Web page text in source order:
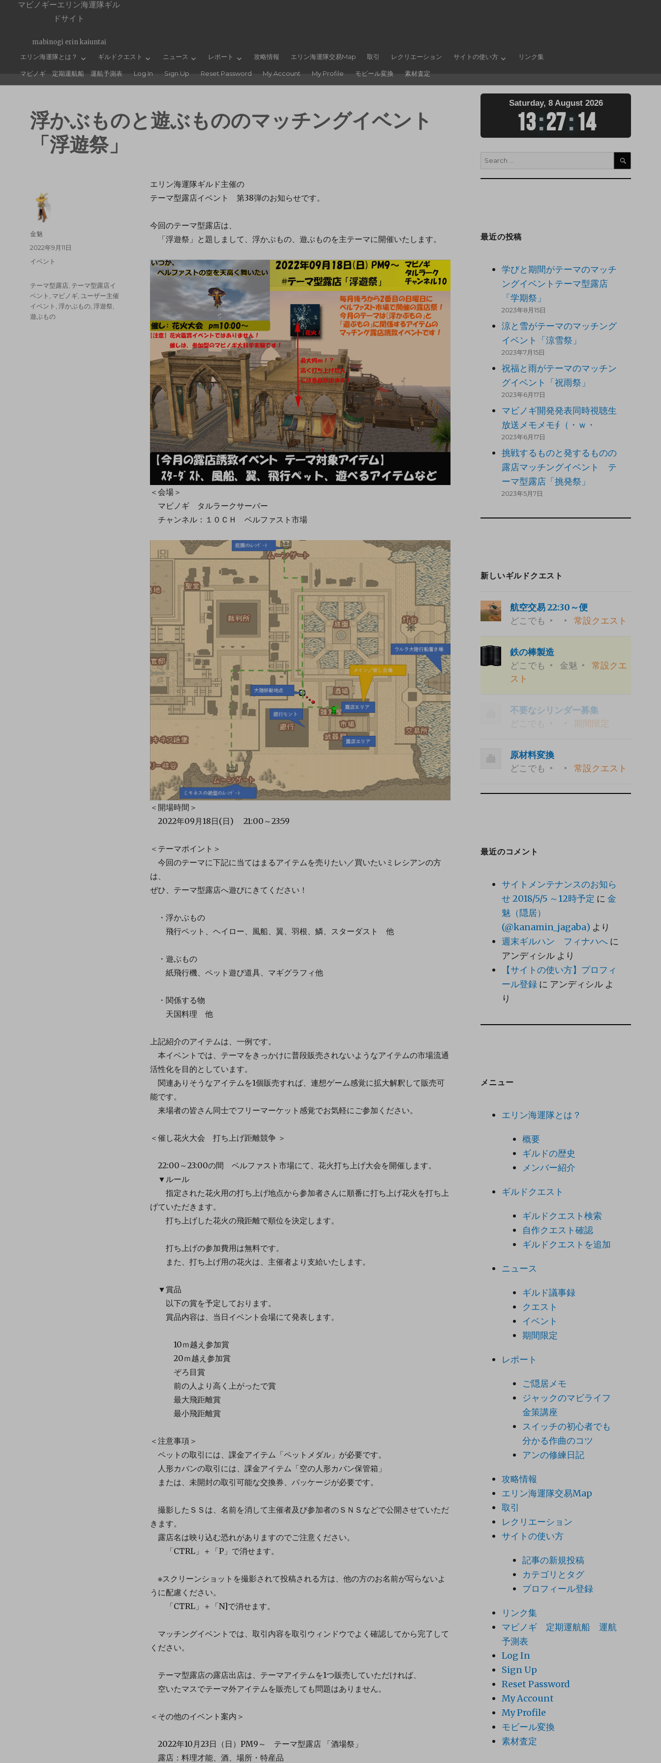
マビノギーエリン海運隊ギル
ドサイト
mabinogi erin kaiuntai
エリン海運隊とは？ ギルドクエスト ニュース レポート 攻略情報 エリン海運隊交易Map 取引 レクリエーション サイトの使い方 リンク集
マビノギ 定期運航船 運航予測表 Log In Sign Up Reset Password My Account My Profile モビール変換 素材査定
浮かぶものと遊ぶもののマッチングイベント
「浮遊祭」
エリン海運隊ギルド主催の
テーマ型露店イベント 第38弾のお知らせです。
今回のテーマ型露店は、
「浮遊祭」と題しまして、浮かぶもの、遊ぶものを主テーマに開催いたします。
＜会場＞
マビノギ タルラークサーバー
チャンネル：１０ＣＨ ベルファスト市場
＜開場時間＞
2022年09月18日(日) 21:00～23:59
＜テーマポイント＞
今回のテーマに下記に当てはまるアイテムを売りたい／買いたいミレシアンの方
は、
ぜひ、テーマ型露店へ遊びにきてください！
・浮かぶもの
飛行ペット、ヘイロー、風船、翼、羽根、鱗、スターダスト 他
・遊ぶもの
紙飛行機、ペット遊び道具、マギグラフィ他
・関係する物
天国料理 他
上記紹介のアイテムは、一例です。
本イベントでは、テーマをきっかけに普段販売されないようなアイテムの市場流通
活性化を目的としています。
関連ありそうなアイテムを1個販売すれば、連想ゲーム感覚に拡大解釈して販売可
能です。
来場者の皆さん同士でフリーマーケット感覚でお気軽にご参加ください。
＜催し花火大会 打ち上げ距離競争 ＞
22:00～23:00の間 ベルファスト市場にて、花火打ち上げ大会を開催します。
▼ルール
指定された花火用の打ち上げ地点から参加者さんに順番に打ち上げ花火を打ち上
げていただきます。
打ち上げした花火の飛距離で順位を決定します。
打ち上げの参加費用は無料です。
また、打ち上げ用の花火は、主催者より支給いたします。
▼賞品
以下の賞を予定しております。
賞品内容は、当日イベント会場にて発表します。
10ｍ越え参加賞
20ｍ越え参加賞
ぞろ目賞
前の人より高く上がったで賞
最大飛距離賞
最小飛距離賞
＜注意事項＞
ペットの取引には、課金アイテム「ペットメダル」が必要です。
人形カバンの取引には、課金アイテム「空の人形カバン保管箱」
または、未開封の取引可能な交換券、パッケージが必要です。
撮影したＳＳは、名前を消して主催者及び参加者のＳＮＳなどで公開させていただ
きます。
露店名は映り込む恐れがありますのでご注意ください。
「CTRL」＋「P」で消せます。
※スクリーンショットを撮影されて投稿される方は、他の方のお名前が写らないよ
うに配慮ください。
「CTRL」＋「N]で消せます。
マッチングイベントでは、取引内容を取引ウィンドウでよく確認してから完了して
ください。
テーマ型露店の露店出店は、テーマアイテムを1つ販売していただければ、
空いたマスでテーマ外アイテムを販売しても問題はありません。
＜その他のイベント案内＞
2022年10月23日（日）PM9～ テーマ型露店 「酒場祭」
露店：料理才能、酒、場所・特産品
金魅
2022年9月11日
イベント
テーマ型露店 テーマ型露店イ
ベント
マビノギ ユーザー主催
イベント ,浮かぶもの ,浮遊祭
遊ぶもの
Saturday, 8 August 2026
13:27:15
最近の投稿
学びと期間がテーマのマッチ
ングイベントテーマ型露店
「学期祭」
2023年8月15日
涼と雪がテーマのマッチング
イベント「涼雪祭」
2023年7月15日
祝福と雨がテーマのマッチン
グイベント「祝雨祭」
2023年6月17日
マビノギ開発発表同時視聴生
放送メモメモ∮（・ｗ・
2023年6月17日
挑戦するものと発するものの
露店マッチングイベント テ
ーマ型露店「挑発祭」
2023年5月7日
新しいギルドクエスト
航空交易 22:30～便
どこでも
常設クエスト
鉄の棒製造
どこでも
金魅
常設クエ
スト
不要なシリンダー募集
期間限定
原材料変換
どこでも
常設クエスト
最近のコメント
サイトメンテナンスのお知ら
せ 2018/5/5 ～12時予定 に 金
魅（隠居）
(@kanamin_jagaba) より
週末ギルハン フィナハへに
アンディシルより
【サイトの使い方】プロフィ
ール登録に アンディシルよ
り
メニュー
エリン海運隊とは？
概要
ギルドの歴史
メンバー紹介
ギルドクエスト
ギルドクエスト検索
自作クエスト確認
ギルドクエストを追加
ニュース
ギルド議事録
クエスト
イベント
期間限定
レポート
ご隠居メモ
ジャックのマビライフ
金策講座
スイッチの初心者でも
分かる作曲のコツ
アンの修練日記
攻略情報
エリン海運隊交易Map
取引
レクリエーション
サイトの使い方
記事の新規投稿
カテゴリとタグ
プロフィール登録
リンク集
マビノギ 定期運航船 運航
予測表
Log In
Sign Up
Reset Password
My Account
My Profile
モビール変換
素材査定